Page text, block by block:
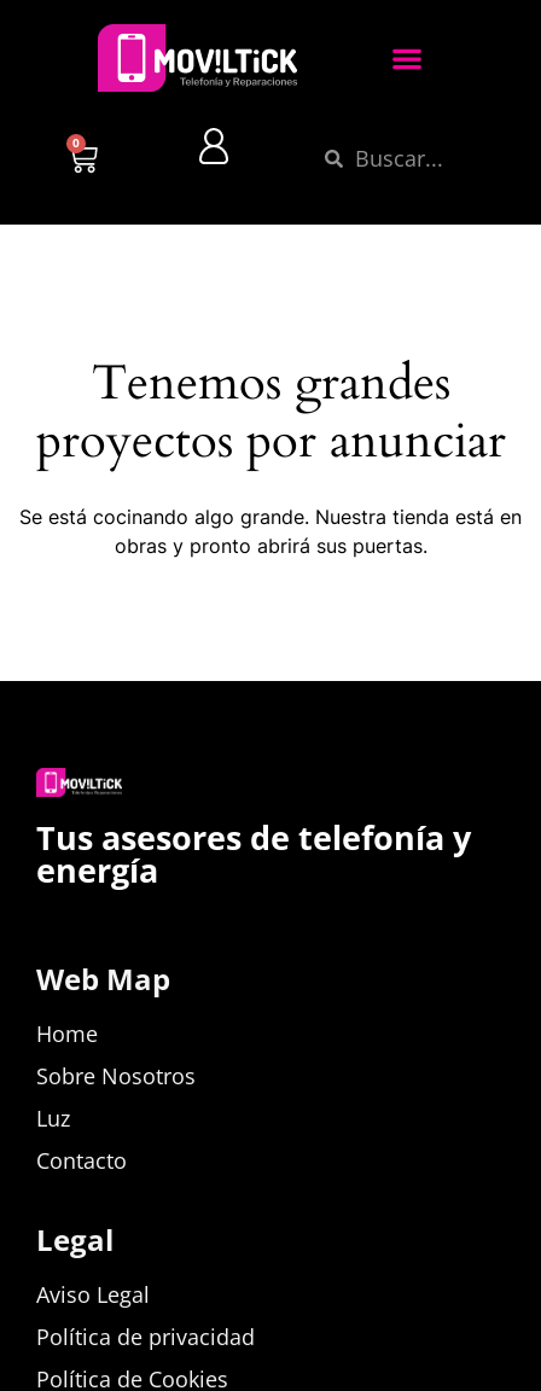
0
Tenemos grandes
proyectos por anunciar
Se está cocinando algo grande. Nuestra tienda está en
obras y pronto abrirá sus puertas.
Tus asesores de telefonía y
energía
Web Map
Home
Sobre Nosotros
Luz
Contacto
Legal
Aviso Legal
Política de privacidad
Política de Cookies